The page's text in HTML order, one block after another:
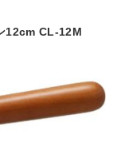
12cm CL-12M